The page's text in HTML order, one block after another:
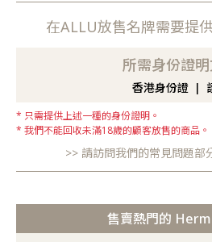
在ALLU放售名牌需要提
所需身份證
香港身份證
只需提供上述一種的身份證明。
我們不能回收未滿18歲的顧客放售的商品。
請訪問我們的常見問題部
售賣熱門的